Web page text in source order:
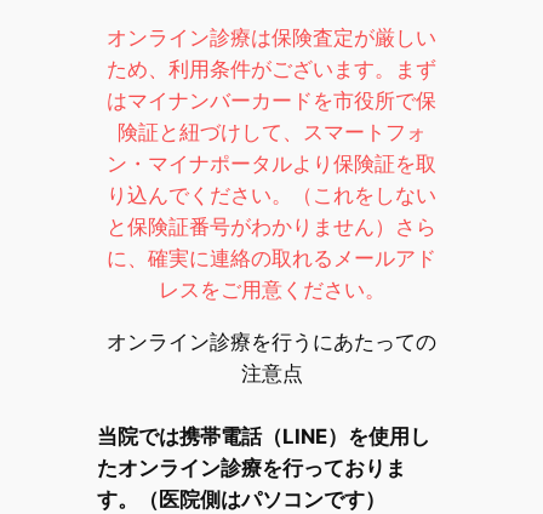
オンライン診療は保険査定が厳しい
ため、利用条件がございます。まず
はマイナンバーカードを市役所で保
険証と紐づけして、スマートフォ
ン・マイナポータルより保険証を取
り込んでください。（これをしない
と保険証番号がわかりません）さら
に、確実に連絡の取れるメールアド
レスをご用意ください。
オンライン診療を行うにあたっての
注意点
当院では携帯電話（LINE）を使用し
たオンライン診療を行っておりま
す。（医院側はパソコンです）